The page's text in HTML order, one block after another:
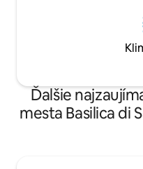
Ďalšie
mesta Basilica di